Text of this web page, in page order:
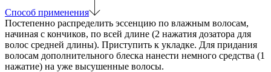
Способ применения
Постепенно распределить эссенцию по влажным волосам,
начиная с кончиков, по всей длине (2 нажатия дозатора для
волос средней длины). Приступить к укладке. Для придания
волосам дополнительного блеска нанести немного средства (1
нажатие) на уже высушенные волосы.